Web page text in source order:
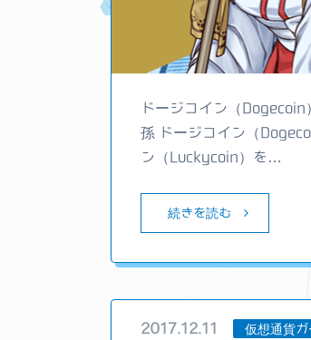
ドージコイン（
孫 ドージコイン（
ン（Luckycoin）を…
続きを読む
2017.12.11 仮想通貨ガ